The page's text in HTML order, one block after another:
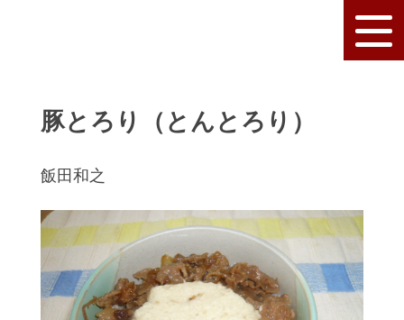
豚とろり（とんとろり）
飯田和之